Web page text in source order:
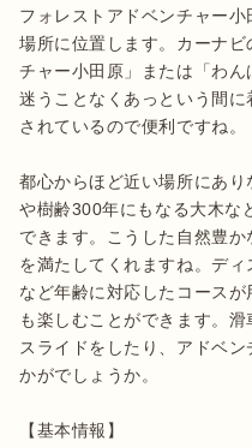
フォレストアドベンチャー
場所に位置します。カーナ
チャー小田原」または「わん
迷うことなくあっという間
されているので便利ですね。
都心からほど近い場所にあ
や樹齢300年にもなる大木な
できます。こうした自然豊
を満たしてくれますね。デ
など年齢に対応したコース
も楽しむことができます。
スライドをしたり、アドベ
かがでしょうか。
【基本情報】